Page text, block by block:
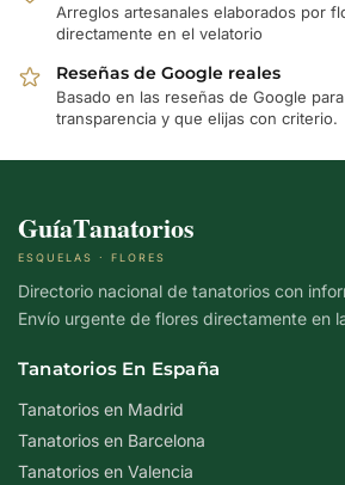
Arreglos artesanales elaborados por
directamente en el velatorio
Reseñas de Google reales
Basado en las reseñas de Google
transparencia y que elijas con criterio.
GuíaTanatorios
ESQUELAS · FLORES
Directorio nacional de tanatorios con
Envío urgente de flores directamente en
Tanatorios En España
Tanatorios en Madrid
Tanatorios en Barcelona
Tanatorios en Valencia